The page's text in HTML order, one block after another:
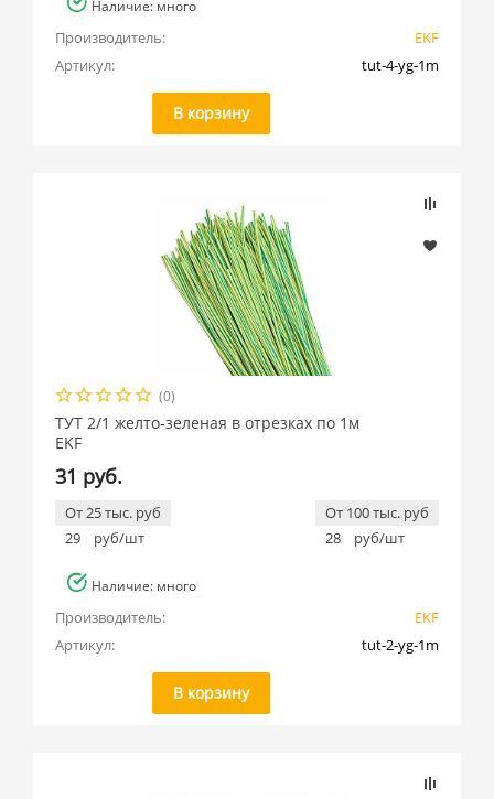
Наличие: много
Производитель:
EKF
Артикул:
tut-4-yg-1m
В корзину
(0)
ТУТ 2/1 желто-зеленая в отрезках по 1м
EKF
31 руб.
От 25 тыс. руб
29
руб/шт
От 100 тыс. руб
28
руб/шт
Наличие: много
Производитель:
EKF
Артикул:
tut-2-yg-1m
В корзину